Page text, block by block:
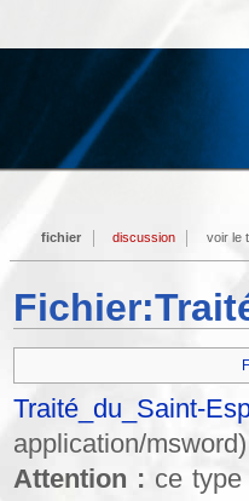
Traité_du_Saint-
application/msword)
Attention : ce
fichier discussion voir le